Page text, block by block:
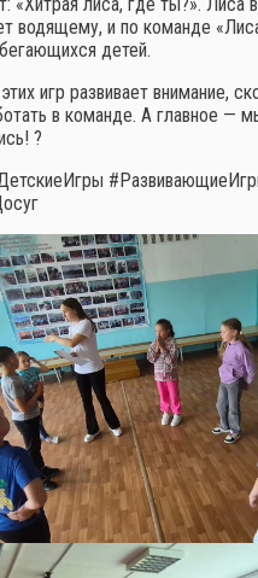
«Хитрая лиса, где ты?». Лиса
водящему, и по команде
детей.
игр развивает внимание,
в команде. А главное —
?